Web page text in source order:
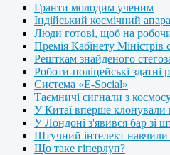
Гранти молодим ученим
Індійський космічний
Люди готові, щоб на
Премія Кабінету
Решткам знайденого
Роботи-поліцейські здатні
Система «E-Social»
Таємничі сигнали з
У Китаї вперше клонували
У Лондоні з'явився бар зі
Штучний інтелект
Що таке гіперлуп?